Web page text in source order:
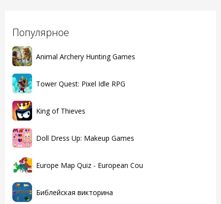
Популярное
Animal Archery Hunting Games
Tower Quest: Pixel Idle RPG
King of Thieves
Doll Dress Up: Makeup Games
Europe Map Quiz - European Cou
Библейская викторина